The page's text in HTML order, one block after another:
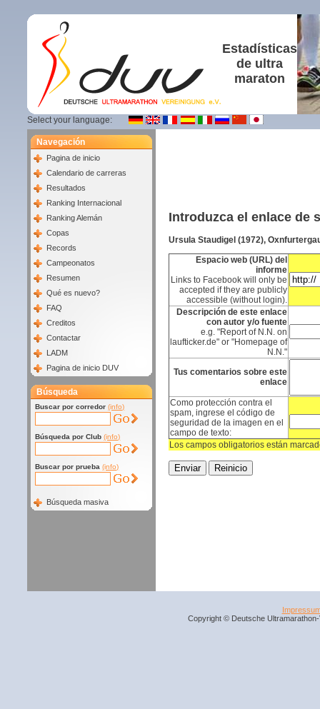
Estadísticas
de ultra
maraton
Select your language:
Navegación
Pagina de inicio
Calendario de carreras
Resultados
Ranking Internacional
Ranking Alemán
Copas
Records
Campeonatos
Resumen
Qué es nuevo?
FAQ
Creditos
Contactar
LADM
Pagina de inicio DUV
Búsqueda
Buscar por corredor (info)
Búsqueda por Club (info)
Buscar por prueba (info)
Búsqueda masiva
Introduzca el enlace de
Ursula Staudigel (1972),
Espacio web (URL) del
informe
Links to Facebook will only be
accepted if they are publicly
accessible (without login).
Descripción de este enlace
con autor y/o fuente
e.g. "Report of N.N. on
laufticker.de" or "Homepage of
N.N."
Tus comentarios sobre este
enlace
Como protección contra el
spam, ingrese el código de
seguridad de la imagen en el
campo de texto:
Los campos obligatorios están
Copyright © Deutsche